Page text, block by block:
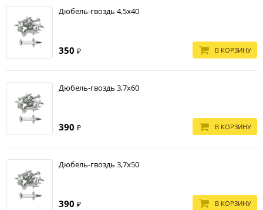
Дюбель-гвоздь 4,5х40
350 ₽ В КОРЗИНУ
Дюбель-гвоздь 3,7х60
390 ₽ В КОРЗИНУ
Дюбель-гвоздь 3,7х50
390 ₽ В КОРЗИНУ